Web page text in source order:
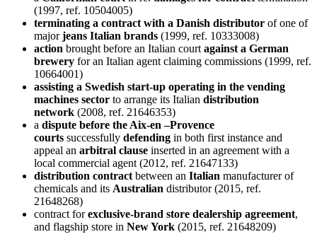
(1997, ref. 10504005)
terminating a contract with a Danish distributor of one of
majorjeans Italian brands (1999, ref. 10333008)
action brought before an Italian court against a German
brewery for an Italian agent claiming commissions (1999, ref.
10664001)
assisting a Swedish start-up operating in the vending
machines sector to arrange its Italian distribution
network (2008, ref. 21646353)
a dispute before the Aix-en –Provence
courts successfully defending in both first instance and
appeal an arbitral clause inserted in an agreement with a
local commercial agent (2012, ref. 21647133)
distribution contract between an Italian manufacturer of
chemicals and its Australian distributor (2015, ref.
21648268)
contract forexclusive-brand store dealership agreement,
and flagship store in New York (2015, ref. 21648209)